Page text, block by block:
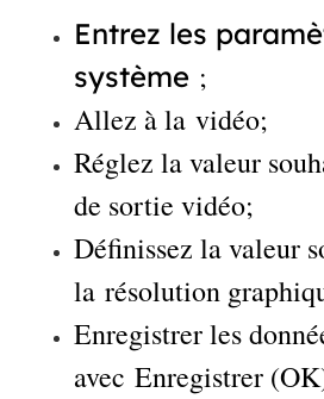
Entrez les
système ;
Allez à la vidéo;
Réglez la valeur
de sortie vidéo;
Définissez la valeur
la résolution
Enregistrer les
avec Enregistrer